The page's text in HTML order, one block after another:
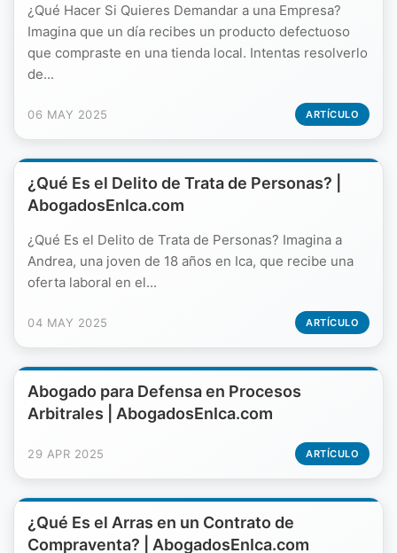
¿Qué Hacer Si Quieres Demandar a una Empresa?
Imagina que un día recibes un producto defectuoso
que compraste en una tienda local. Intentas resolverlo
de...
06 MAY 2025 ARTÍCULO
¿Qué Es el Delito de Trata de Personas? |
AbogadosEnIca.com
¿Qué Es el Delito de Trata de Personas? Imagina a
Andrea, una joven de 18 años en Ica, que recibe una
oferta laboral en el...
04 MAY 2025 ARTÍCULO
Abogado para Defensa en Procesos
Arbitrales | AbogadosEnIca.com
29 APR 2025 ARTÍCULO
¿Qué Es el Arras en un Contrato de
Compraventa? | AbogadosEnIca.com